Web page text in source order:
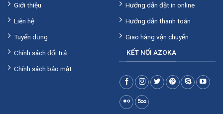
Giới thiệu
Liên hệ
Tuyển dụng
Chính sách đổi trả
Chính sách bảo mật
Hướng dẫn đặt in online
Hướng dẫn thanh toán
Giao hàng vận chuyển
KẾT NỐI AZOKA